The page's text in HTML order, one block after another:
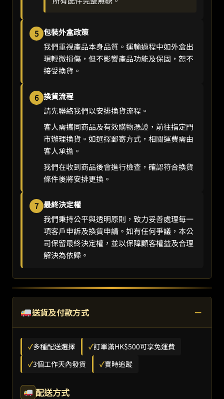
5 包裝外盒政策
我們重視產品本身品質。運輸過程中如外盒出
現輕微損傷，但不影響產品功能及保固，恕不
接受換貨。
6 換貨流程
請先聯絡我們以安排換貨流程。
客人需攜同商品及有效購物憑證，前往指定門
市辦理換貨。如選擇郵寄方式，相關運費需由
客人承擔。
我們在收到商品後會進行檢查，確認符合換貨
條件後將安排更換。
7 最終決定權
我們秉持公平與透明原則，致力妥善處理每一
項客戶申訴及換貨申請。如有任何爭議，本公
司保留最終決定權，並以保障顧客權益及合理
解決為依歸。
送貨及付款方式 −
✓多種配送選擇 ✓訂單滿HK$500可享免運費
✓3個工作天內發貨 ✓實時追蹤
配送方式